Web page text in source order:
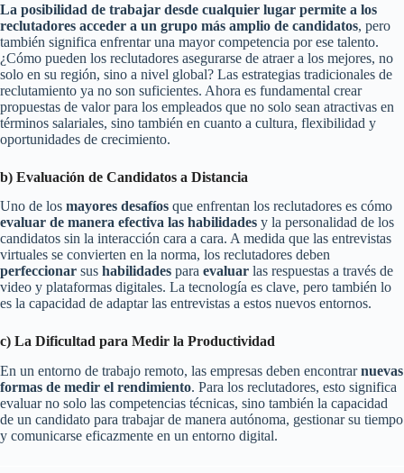
La posibilidad de trabajar desde cualquier lugar permite a los
reclutadores acceder a un grupo más amplio de candidatos, pero
también significa enfrentar una mayor competencia por ese talento.
¿Cómo pueden los reclutadores asegurarse de atraer a los mejores, no
solo en su región, sino a nivel global? Las estrategias tradicionales de
reclutamiento ya no son suficientes. Ahora es fundamental crear
propuestas de valor para los empleados que no solo sean atractivas en
términos salariales, sino también en cuanto a cultura, flexibilidad y
oportunidades de crecimiento.
b) Evaluación de Candidatos a Distancia
Uno de los mayores desafíos que enfrentan los reclutadores es cómo
evaluar de manera efectiva las habilidades y la personalidad de los
candidatos sin la interacción cara a cara. A medida que las entrevistas
virtuales se convierten en la norma, los reclutadores deben
perfeccionar sus habilidades para evaluar las respuestas a través de
video y plataformas digitales. La tecnología es clave, pero también lo
es la capacidad de adaptar las entrevistas a estos nuevos entornos.
c) La Dificultad para Medir la Productividad
En un entorno de trabajo remoto, las empresas deben encontrarnuevas
formas de medir el rendimiento. Para los reclutadores, esto significa
evaluar no solo las competencias técnicas, sino también la capacidad
de un candidato para trabajar de manera autónoma, gestionar su tiempo
y comunicarse eficazmente en un entorno digital.